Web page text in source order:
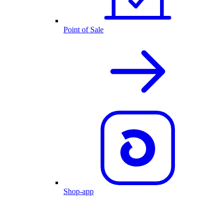
Point of Sale
Shop-app